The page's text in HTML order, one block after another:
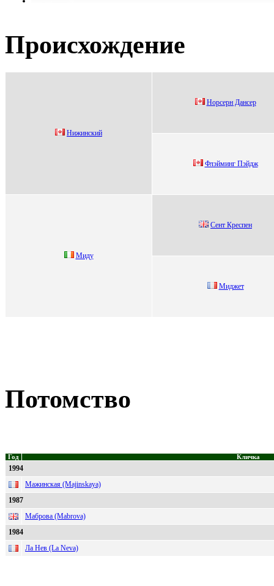
Происхождение
Hижинcкий
Ноpcepн Данcep
Флэйминг Пэйдж
Миду
Сeнт Крecпeн
Mиджeт
Потомство
Год Кличка
1994
Мажинская (Majinskaya)
1987
Маброва (Mabrova)
1984
Ла Нев (La Neva)